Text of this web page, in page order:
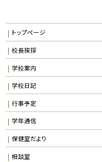
トップページ
校長挨拶
学校案内
学校日記
行事予定
学年通信
保健室だより
相談室